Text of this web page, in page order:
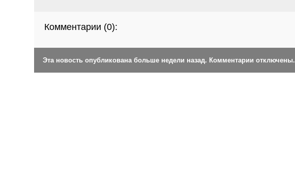
Комментарии (0):
Эта новость опубликована больше недели назад. Комментарии отключены.